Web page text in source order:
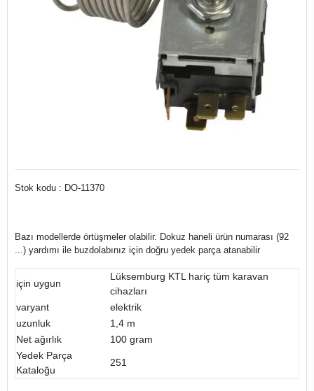
Stok kodu : DO-11370
Bazı modellerde örtüşmeler olabilir. Dokuz haneli ürün numarası (92
...) yardımı ile buzdolabınız için doğru yedek parça atanabilir
için uygun
Lüksemburg KTL hariç tüm karavan
cihazları
varyant
elektrik
uzunluk
1,4 m
Net ağırlık
100 gram
Yedek Parça
Kataloğu
251